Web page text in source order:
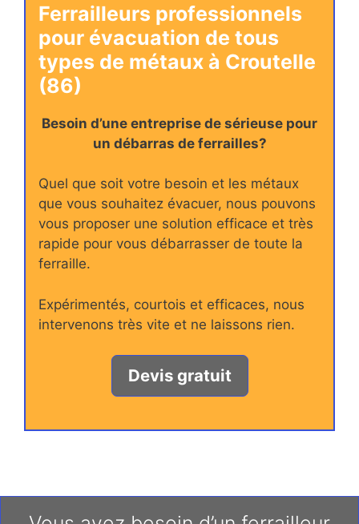
Ferrailleurs professionnels
pour évacuation de tous
types de métaux à Croutelle
(86)
Besoin d’une entreprise de sérieuse pour
un débarras de ferrailles?
Quel que soit votre besoin et les métaux
que vous souhaitez évacuer, nous pouvons
vous proposer une solution efficace et très
rapide pour vous débarrasser de toute la
ferraille.
Expérimentés, courtois et efficaces, nous
intervenons très vite et ne laissons rien.
Devis gratuit